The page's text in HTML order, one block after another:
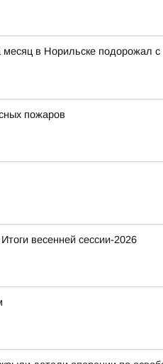
в Норильске подорожал с
пожаров
весенней сессии-2026